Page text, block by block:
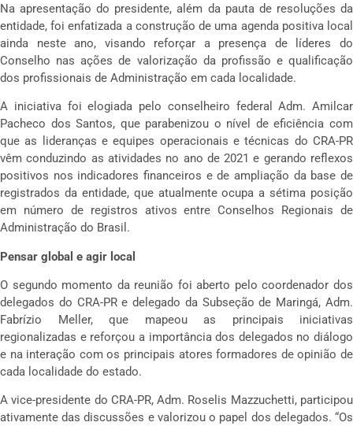
Na apresentação do presidente, além da pauta de resoluções da
entidade, foi enfatizada a construção de uma agenda positiva local
ainda neste ano, visando reforçar a presença de líderes do
Conselho nas ações de valorização da profissão e qualificação
dos profissionais de Administração em cada localidade.
A iniciativa foi elogiada pelo conselheiro federal Adm. Amilcar
Pacheco dos Santos, que parabenizou o nível de eficiência com
que as lideranças e equipes operacionais e técnicas do CRA-PR
vêm conduzindo as atividades no ano de 2021 e gerando reflexos
positivos nos indicadores financeiros e de ampliação da base de
registrados da entidade, que atualmente ocupa a sétima posição
em número de registros ativos entre Conselhos Regionais de
Administração do Brasil.
Pensar global e agir local
O segundo momento da reunião foi aberto pelo coordenador dos
delegados do CRA-PR e delegado da Subseção de Maringá, Adm.
Fabrízio Meller, que mapeou as principais iniciativas
regionalizadas e reforçou a importância dos delegados no diálogo
e na interação com os principais atores formadores de opinião de
cada localidade do estado.
A vice-presidente do CRA-PR, Adm. Roselis Mazzuchetti, participou
ativamente das discussões e valorizou o papel dos delegados. “Os